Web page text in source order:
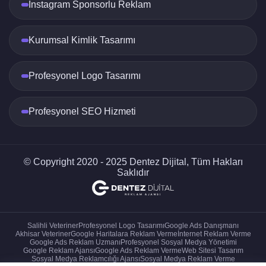
Odaklı Yaklaşım
İzmir Web Tasarım Çözümleri, kullanıcı
deneyimini (UX) ön planda tutarak tasarım
rahatça gezinebilmeleri ve aradıklarını kolayca
bulabilmeleri için tasarımın sezgisel ve akıcı
olması sağlanır. Böylece, sitenizde geçirilen süre
Özgün ve Yaratıcı Tasarımlar
web sitesi tasarımı gerektirir.İzmir Web Tasarım
, işletmenizin kimliğine uygun, özgün
ve yaratıcı tasarımlar sunar. Marka değerlerinizi
ve mesajınızı en iyi şekilde ileten bir web sitesi,
rakipleriniz arasında öne çıkmanıza yardımcı
olur.
Web Tasarımında Son
Instagram Sponsorlu Reklam
Kurumsal Kimlik Tasarımı
Profesyonel Logo Tasarımı
Profesyonel SEO Hizmeti
© Copyright 2020 - 2025 Dentez Dijital, Tüm Hakları
Saklıdır
Salihli VeterinerProfesyonel Logo TasarımıGoogle Ads Danışmanı
Akhisar VeterinerGoogle Haritalara Reklam Verme İnternet Reklam Verme
Google Ads Reklam UzmanıProfesyonel Sosyal Medya Yönetimi
Google Reklam AjansıGoogle Ads Reklam VermeWeb Sitesi Tasarım
Sosyal Medya Reklamcılığı AjansıSosyal Medya Reklam Verme